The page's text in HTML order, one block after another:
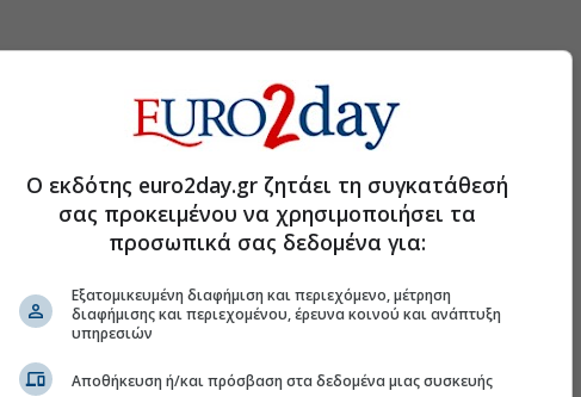
Ο εκδότης euro2day.gr ζητάει τη συγκατάθεσή
σας προκειμένου να χρησιμοποιήσει τα
προσωπικά σας δεδομένα για:
Εξατομικευμένη διαφήμιση και περιεχόμενο, μέτρηση
διαφήμισης και περιεχομένου, έρευνα κοινού και ανάπτυξη
υπηρεσιών
Αποθήκευση ή/και πρόσβαση στα δεδομένα μιας συσκευής